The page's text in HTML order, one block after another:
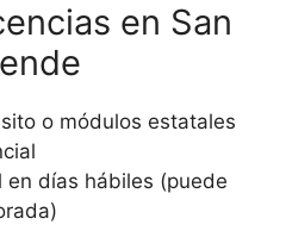
en San
o módulos estatales
en días hábiles (puede